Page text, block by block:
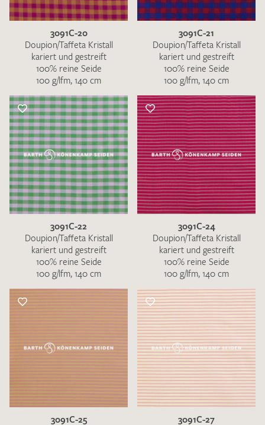
3091C-20
Doupion/Taffeta Kristall
kariert und gestreift
100% reine Seide
100 g/lfm, 140 cm
3091C-21
Doupion/Taffeta Kristall
kariert und gestreift
100% reine Seide
100 g/lfm, 140 cm
3091C-22
Doupion/Taffeta Kristall
kariert und gestreift
100% reine Seide
100 g/lfm, 140 cm
3091C-24
Doupion/Taffeta Kristall
kariert und gestreift
100% reine Seide
100 g/lfm, 140 cm
3091C-25 3091C-27